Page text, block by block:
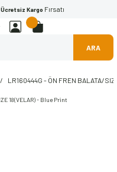
Ücretsiz Kargo Fırsatı
ARA
LR160444G - ÖN FREN BALATA/